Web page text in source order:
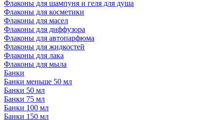
Флаконы для шампуня и геля для душа
Флаконы для косметики
Флаконы для масел
Флаконы для диффузора
Флаконы для автопарфюма
Флаконы для жидкостей
Флаконы для лака
Флаконы для мыла
Банки
Банки меньше 50 мл
Банки 50 мл
Банки 75 мл
Банки 100 мл
Банки 150 мл